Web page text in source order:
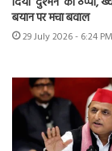
बयान पर मचा बवाल
29 July 2026 - 6:24 PM